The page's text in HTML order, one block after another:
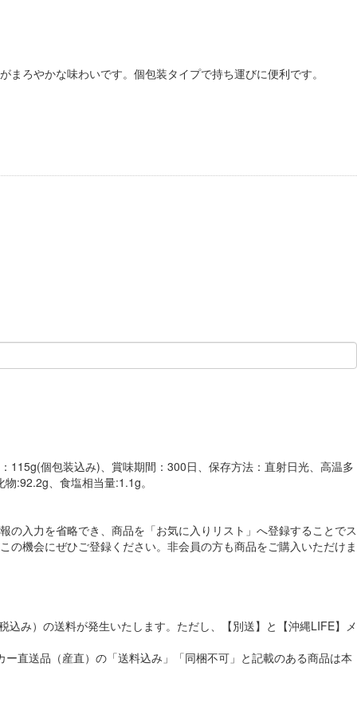
ろやかな味わいです。個包装タイプで持ち運びに便利です。
115g(個包装込み)、賞味期間：300日、保存方法：直射日光、高温多
:92.2g、食塩相当量:1.1g。
入力を省略でき、商品を「お気に入りリスト」へ登録することでス
機会にぜひご登録ください。非会員の方も商品をご購入いただけま
み）の送料が発生いたします。ただし、【別送】と【沖縄LIFE】メ
直送品（産直）の「送料込み」「同梱不可」と記載のある商品は本